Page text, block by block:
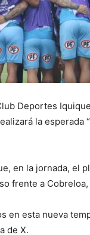
Deportes
la esperada
en la jornada, el
frente a
en esta nueva
de X.